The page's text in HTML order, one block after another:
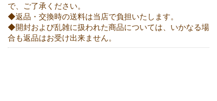
で、ご了承ください。
◆返品・交換時の送料は当店で負担いたします。
◆開封および乱雑に扱われた商品については、いかなる場
合も返品はお受け出来ません。